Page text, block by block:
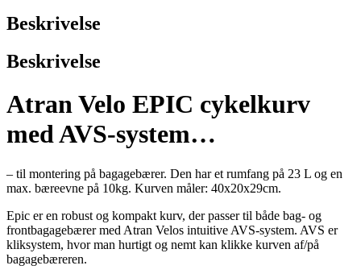
Beskrivelse
Beskrivelse
Atran Velo EPIC cykelkurv
med AVS-system…
– til montering på bagagebærer. Den har et rumfang på 23 L og en
max. bæreevne på 10kg. Kurven måler: 40x20x29cm.
Epic er en robust og kompakt kurv, der passer til både bag- og
frontbagagebærer med Atran Velos intuitive AVS-system. AVS er
kliksystem, hvor man hurtigt og nemt kan klikke kurven af/på
bagagebæreren.